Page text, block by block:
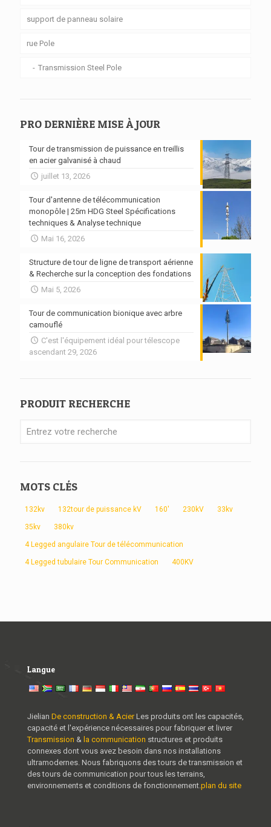
support de panneau solaire
rue Pole
Transmission Steel Pole
PRO DERNIÈRE MISE À JOUR
Tour de transmission de puissance en treillis
en acier galvanisé à chaud
juillet 13, 2026
Tour d'antenne de télécommunication
monopôle | 25m HDG Steel Spécifications
techniques & Analyse technique
Mai 16, 2026
Structure de tour de ligne de transport aérienne
& Recherche sur la conception des fondations
Mai 5, 2026
Tour de communication bionique avec arbre
camouflé
C'est l'équipement idéal pour télescope
ascendant 29, 2026
PRODUIT RECHERCHE
MOTS CLÉS
132kv 132tour de puissance kV 160' 230kV 33kv
35kv 380kv
4 Legged angulaire Tour de télécommunication
4 Legged tubulaire Tour Communication 400KV
Langue
Jielian De construction & AcierLes produits ont les capacités,
capacité et l'expérience nécessaires pour fabriquer et livrer
Transmission & la communication structures et produits
connexes dont vous avez besoin dans nos installations
ultramodernes. Nous fabriquons des tours de transmission et
des tours de communication pour tous les terrains,
environnements et conditions de fonctionnement. plan du site